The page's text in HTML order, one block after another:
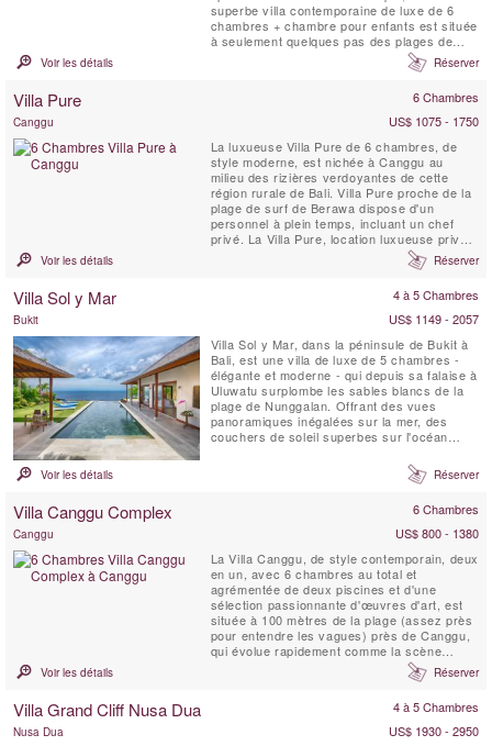
superbe villa contemporaine de luxe de 6
chambres + chambre pour enfants est située
à seulement quelques pas des plages de
sable de Berawa Beach à Canggu. La Villa
Zambala constitue un nouvel ajout locatif
Parfait pour les familles ou les groupes
Voir les détails Réserver
Villa Pure 6 Chambres
Canggu
US$ 1075 - 1750
La luxueuse Villa Pure de 6 chambres, de
style moderne, est nichée à Canggu au
milieu des rizières verdoyantes de cette
région rurale de Bali. Villa Pure proche de la
plage de surf de Berawa dispose d'un
personnel à plein temps, incluant un chef
privé. La Villa Pure, location luxueuse privée,
dispose de grands jardins tropicaux, d'une
piscine de 15 mètres avec une grande
équipée, de chambres spacieuses et
Voir les détails Réserver
Villa Sol y Mar 4 à 5 Chambres
Bukit
US$ 1149 - 2057
Villa Sol y Mar, dans la péninsule de Bukit à
Bali, est une villa de luxe de 5 chambres -
élégante et moderne - qui depuis sa falaise à
Uluwatu surplombe les sables blancs de la
plage de Nunggalan. Offrant des vues
panoramiques inégalées sur la mer, des
couchers de soleil superbes sur l'océan
y Mar offre un sejour confortable et luxueux
Voir les détails Réserver
Villa Canggu Complex 6 Chambres
Canggu
US$ 800 - 1380
La Villa Canggu, de style contemporain, deux
en un, avec 6 chambres au total et
agrémentée de deux piscines et d'une
sélection passionnante d'œuvres d'art, est
située à 100 mètres de la plage (assez près
pour entendre les vagues) près de Canggu,
qui évolue rapidement comme la scène
balnéaire la plus branchée de Bali. Le
complexe Villa Canggu est divisé en deux
louées conjointement ou indépendamment :
Voir les détails Réserver
Villa Grand Cliff Nusa Dua 4 à 5 Chambres
Nusa Dua
US$ 1930 - 2950